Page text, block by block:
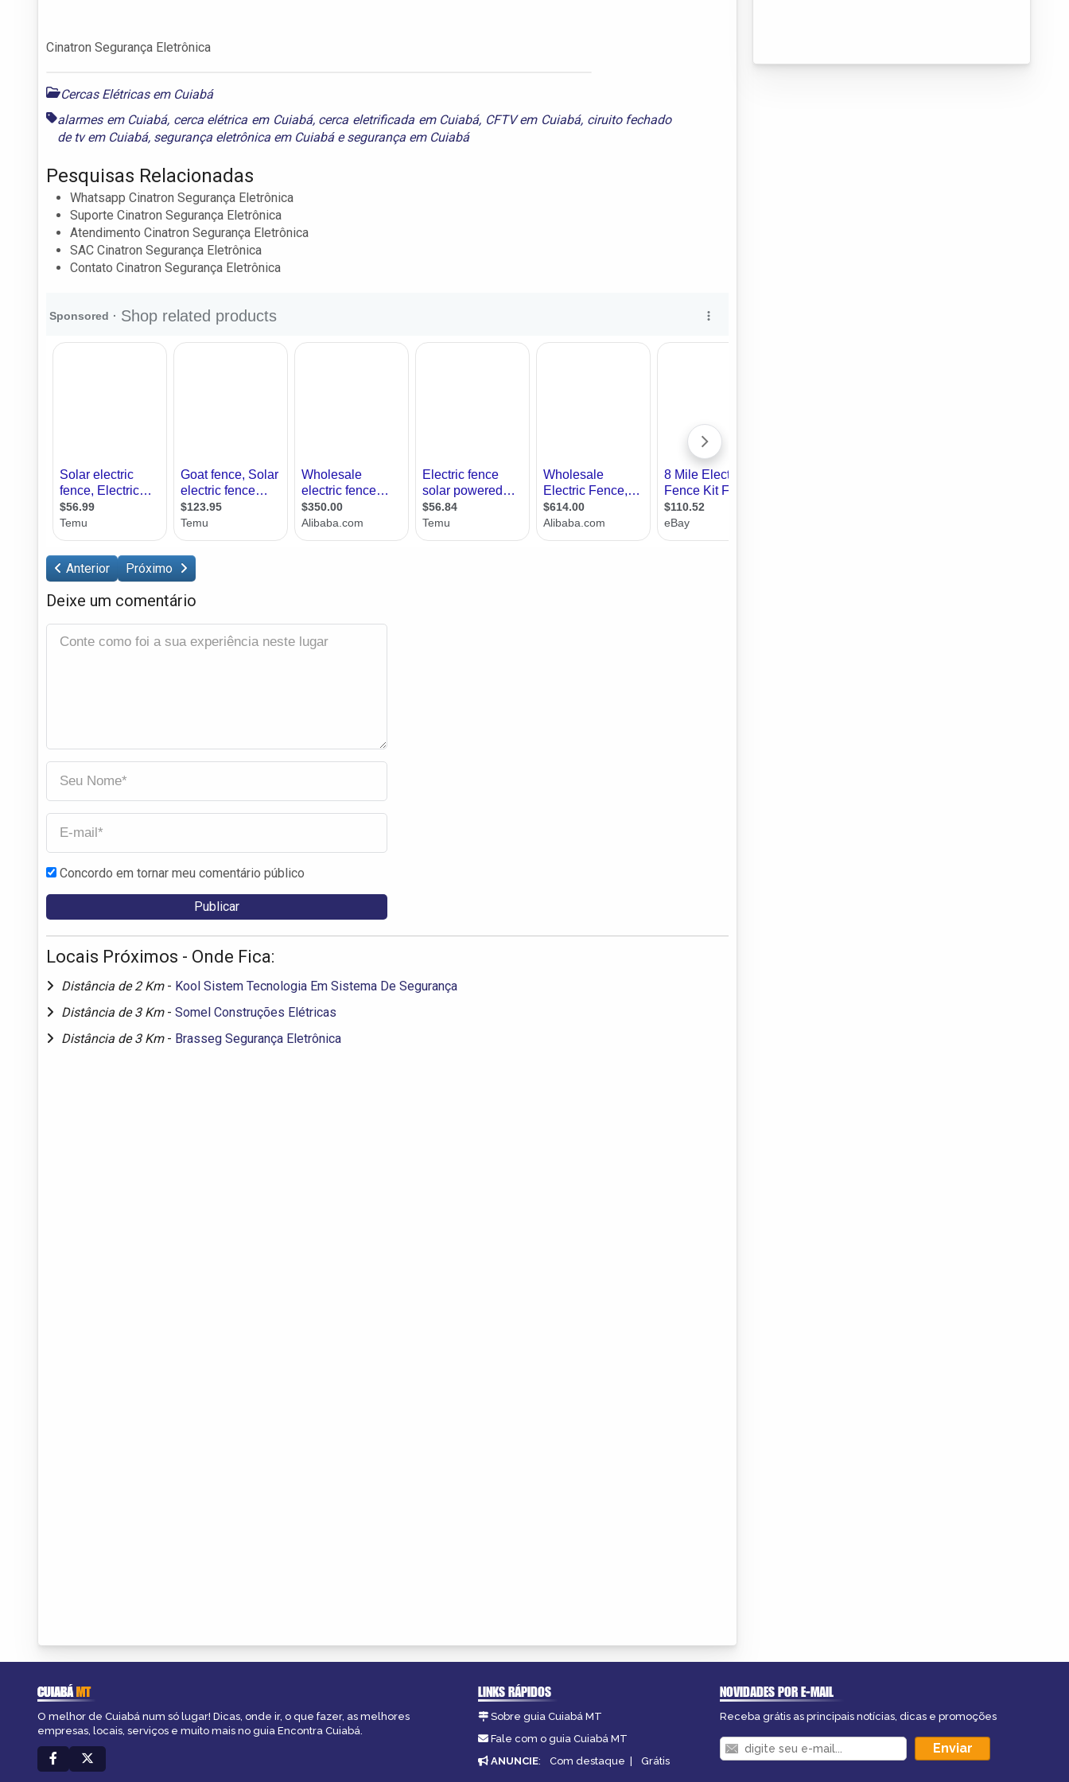
Cinatron Segurança Eletrônica
Cercas Elétricas em Cuiabá
alarmes em Cuiabá, cerca elétrica em Cuiabá, cerca eletrificada em Cuiabá, CFTV em Cuiabá, ciruito fechado
de tv em Cuiabá, segurança eletrônica em Cuiabáesegurança em Cuiabá
Pesquisas Relacionadas
Whatsapp Cinatron Segurança Eletrônica
Suporte Cinatron Segurança Eletrônica
Atendimento Cinatron Segurança Eletrônica
SAC Cinatron Segurança Eletrônica
Contato Cinatron Segurança Eletrônica
Anterior Próximo
Deixe um comentário
Concordo em tornar meu comentário público
Locais Próximos - Onde Fica:
Distância de 2 Km - Kool Sistem Tecnologia Em Sistema De Segurança
Distância de 3 Km - Somel Construções Elétricas
Distância de 3 Km - Brasseg Segurança Eletrônica
CUIABÁMT
O melhor de Cuiabá num só lugar! Dicas, onde ir, o que fazer, as melhores
empresas, locais, serviços e muito mais no guia Encontra Cuiabá.
LINKS RÁPIDOS
Sobre guia Cuiabá MT
Fale com o guia Cuiabá MT
ANUNCIE: Com destaque | Grátis
NOVIDADES POR E-MAIL
Receba grátis as principais notícias, dicas e promoções